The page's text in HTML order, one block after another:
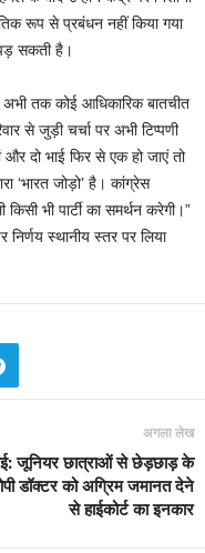
रूप से प्रबंधन नहीं किया गया
पड़ सकती है।
अभी तक कोई आधिकारिक बातचीत
से जुड़ी चर्चा पर अभी टिप्पणी
और दो भाई फिर से एक हो जाएं तो
‘भारत जोड़ो’ है। कांग्रेस
भी पार्टी का समर्थन करेगी।”
स्थानीय स्तर पर लिया
अगला लेख
जूनियर छात्राओं से छेड़छाड़ के
डॉक्टर को अग्रिम जमानत देने
से हाईकोर्ट का इनकार